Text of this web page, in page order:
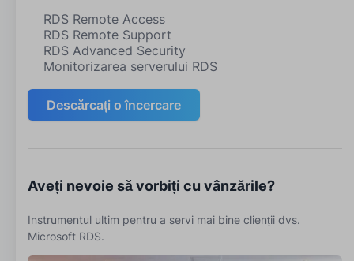
RDS Remote Access
RDS Remote Support
RDS Advanced Security
Monitorizarea serverului RDS
Descărcați o încercare
Aveți nevoie să vorbiți cu vânzările?
Instrumentul ultim pentru a servi mai bine clienții dvs.
Microsoft RDS.